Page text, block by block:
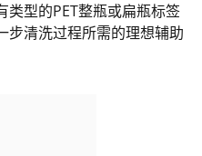
类型的PET整瓶或扁瓶标签
步清洗过程所需的理想辅助